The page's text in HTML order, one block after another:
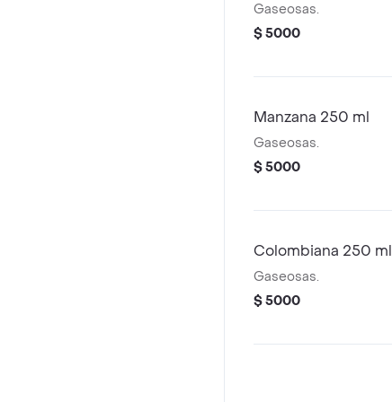
Gaseosas.
$ 5000
Manzana 250 ml
Gaseosas.
$ 5000
Colombiana 250 ml
Gaseosas.
$ 5000